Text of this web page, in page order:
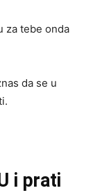
za tebe onda
da se u
i prati